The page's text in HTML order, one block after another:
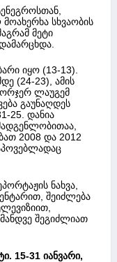
სხვაობის
მეტი
იყო (13-13).
(24-23), ამის
ლაუგემ
გაუნაღდეს
25. დანია
2008 და 2012
ნახვა,
შეიძლება
. მანდვე შეგიძლიათ
15-31 იანვარი,